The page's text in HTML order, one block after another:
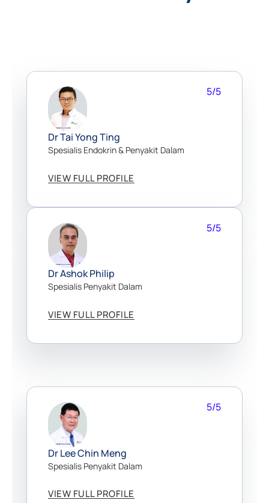
5/5
Dr Tai Yong Ting
Spesialis Endokrin & Penyakit Dalam
VIEW FULL PROFILE
5/5
Dr Ashok Philip
Spesialis Penyakit Dalam
VIEW FULL PROFILE
5/5
Dr Lee Chin Meng
Spesialis Penyakit Dalam
VIEW FULL PROFILE